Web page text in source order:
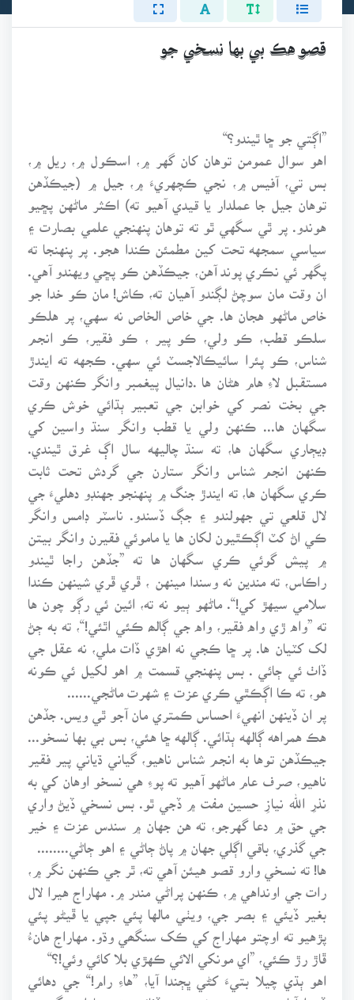
قصو هڪ بي بها نسخي جو
”اڳتي جو ڇا ٿيندو؟“
اهو سوال عمومن توهان کان گهر ۾، اسڪول ۾، ريل ۾،
بس تي، آفيس ۾، نجي ڪچهريءَ ۾، جيل ۾ (جيڪڏهن
توهان جيل جا عملدار يا قيدي آهيو ته) اڪثر ماڻهن پڇيو
هوندو. پر ٿي سگهي ٿو ته توهان پنهنجي علمي بصارت ۽
سياسي سمجهه تحت کين مطمئن ڪندا هجو. پر پنهنجا ته
پگهر ئي نڪري پوند آهن، جيڪڏهن ڪو پڇي ويهندو آهي.
ان وقت مان سوچڻ لڳندو آهيان ته، ڪاش! مان ڪو خدا جو
خاص ماڻهو هجان ها. جي خاص الخاص نه سهي، پر هلڪو
سلڪو قطب، ڪو ولي، ڪو پير ، ڪو فقير، ڪو انجم
شناس، ڪو پئرا سائيڪالاجسٽ ئي سهي. ڪجهه ته ايندڙ
مستقبل لاءِ هام هڻان ها .دانيال پيغمبر وانگر ڪنهن وقت
جي بخت نصر کي خوابن جي تعبير ٻڌائي خوش ڪري
سگهان ها... ڪنهن ولي يا قطب وانگر سنڌ واسين کي
ڊيڄاري سگهان ها، ته سنڌ چاليهه سال اڳ غرق ٿيندي.
ڪنهن انجم شناس وانگر ستارن جي گردش تحت ثابت
ڪري سگهان ها، ته ايندڙ جنگ ۾ پنهنجو جهنڊو دهليءَ جي
لال قلعي تي جهولندو ۽ جڳ ڏسندو. ناسٽر ڊامس وانگر
ڪي اڻ کٽ اڳڪٿيون لکان ها يا ماموئي فقيرن وانگر بيتن
۾ پيش گوئي ڪري سگهان ها ته ”جڏهن راجا ٿيندو
راڪاس، ته مندين نه وسندا مينهن ، ڦري ڦري شينهن ڪندا
سلامي سيهڙ کي!“. ماڻهو ٻيو نه ته، ائين ئي رڳو چون ها
ته ”واه ڙي واه فقير، واه جي ڳالھ ڪئي اٿئي!“، ته به ڄڻ
لک کٽيان ها. پر ڇا ڪجي نه اهڙي ڏات ملي، نه عقل جي
ڏاٺ ئي ڄائي . بس پنهنجي قسمت ۾ اهو لکيل ئي ڪونه
هو، ته ڪا اڳڪٿي ڪري عزت ۽ شهرت ماڻجي......
پر ان ڏينهن انهيءَ احساس ڪمتري مان آجو ٿي ويس. جڏهن
هڪ همراهه ڳالهه ٻڌائي. ڳالهه ڇا هئي، بس بي بها نسخو...
جيڪڏهن توها به انجم شناس ناهيو، گياني ڌياني پير فقير
ناهيو، صرف عام ماڻهو آهيو ته پوءِ هي نسخو اوهان کي به
نذرِ الله نيازِ حسين مفت ۾ ڏجي ٿو. بس نسخي ڏيڻ واري
جي حق ۾ دعا گهرجو، ته هن جهان ۾ سندس عزت ۽ خير
جي گذري، باقي اڳلي جهان ۾ پاڻ ڄاڻي ۽ اهو ڄاڻي........
ها! ته نسخي وارو قصو هيئن آهي ته، ٿر جي ڪنهن نگر ۾،
رات جي اونداهي ۾، ڪنهن پراڻي مندر ۾. مهاراج هيرا لال
بغير ڏيئي ۽ بصر جي، ويٺي مالها پئي جپي يا ڦيڻو پئي
پڙهيو ته اوچتو مهاراج کي ڪک سنگھي وڌو. مهاراج هانءُ
ڦاڙ رڙ ڪئي، ”اي مونکي الائي ڪهڙي بلا کائي وئي!؟“
اهو ٻڌي چيلا بتيءَ کڻي ڀڄندا آيا، ”هاءِ رام!“ جي دهائي
ڏيندا آيا. بتيءَ جي روشنيءَ ۾ ڏٺائون ته مهاراج پگهر ۾